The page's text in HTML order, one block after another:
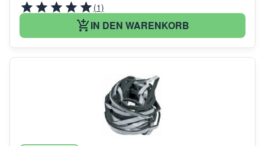
(1)
IN DEN WARENKORB